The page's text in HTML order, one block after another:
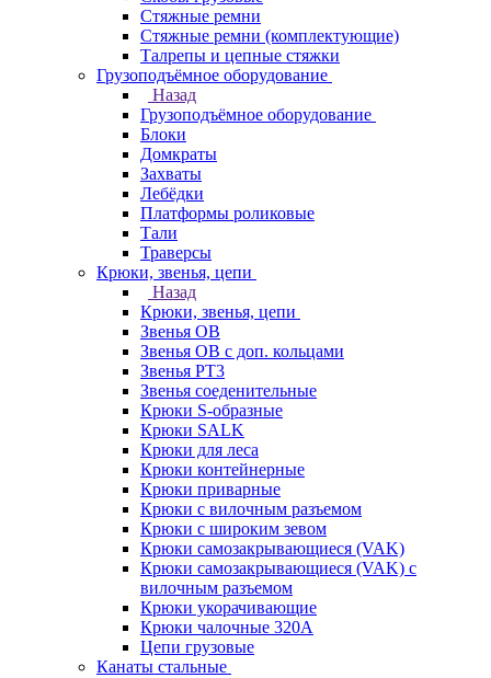
Стяжные ремни
Стяжные ремни (комплектующие)
Талрепы и цепные стяжки
Грузоподъёмное оборудование
Назад
Грузоподъёмное оборудование
Блоки
Домкраты
Захваты
Лебёдки
Платформы роликовые
Тали
Траверсы
Крюки, звенья, цепи
Назад
Крюки, звенья, цепи
Звенья ОВ
Звенья ОВ с доп. кольцами
Звенья РТ3
Звенья соеденительные
Крюки S-образные
Крюки SALK
Крюки для леса
Крюки контейнерные
Крюки приварные
Крюки с вилочным разъемом
Крюки с широким зевом
Крюки самозакрывающиеся (VAK)
Крюки самозакрывающиеся (VAK) с
вилочным разъемом
Крюки укорачивающие
Крюки чалочные 320А
Цепи грузовые
Канаты стальные